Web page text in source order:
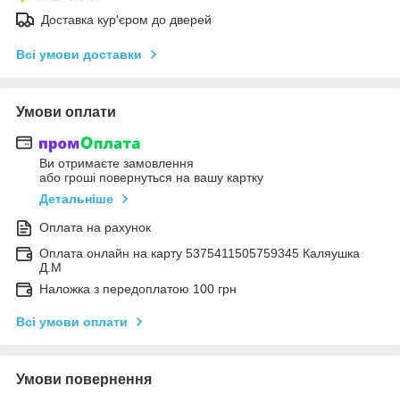
Доставка кур'єром до дверей
Всі умови доставки
Умови оплати
Ви отримаєте замовлення
або гроші повернуться на вашу картку
Детальніше
Оплата на рахунок
Оплата онлайн на карту 5375411505759345 Каляушка
Д.М
Наложка з передоплатою 100 грн
Всі умови оплати
Умови повернення